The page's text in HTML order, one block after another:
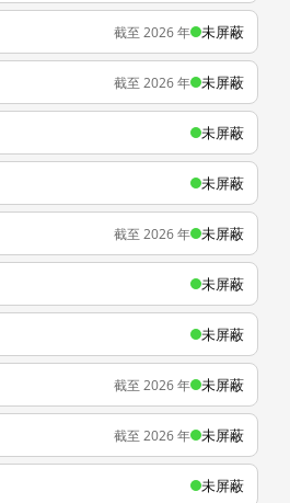
截至 2026 年 未屏蔽
截至 2026 年 未屏蔽
未屏蔽
未屏蔽
截至 2026 年 未屏蔽
未屏蔽
未屏蔽
截至 2026 年 未屏蔽
截至 2026 年 未屏蔽
未屏蔽